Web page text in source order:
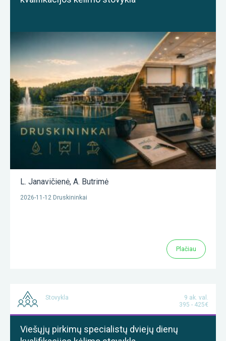
L. Janavičienė, A. Butrimė
2026-11-12 Druskininkai
Plačiau
Stovykla
9 ak. val.
395 - 425€
Viešųjų pirkimų specialistų dviejų dienų